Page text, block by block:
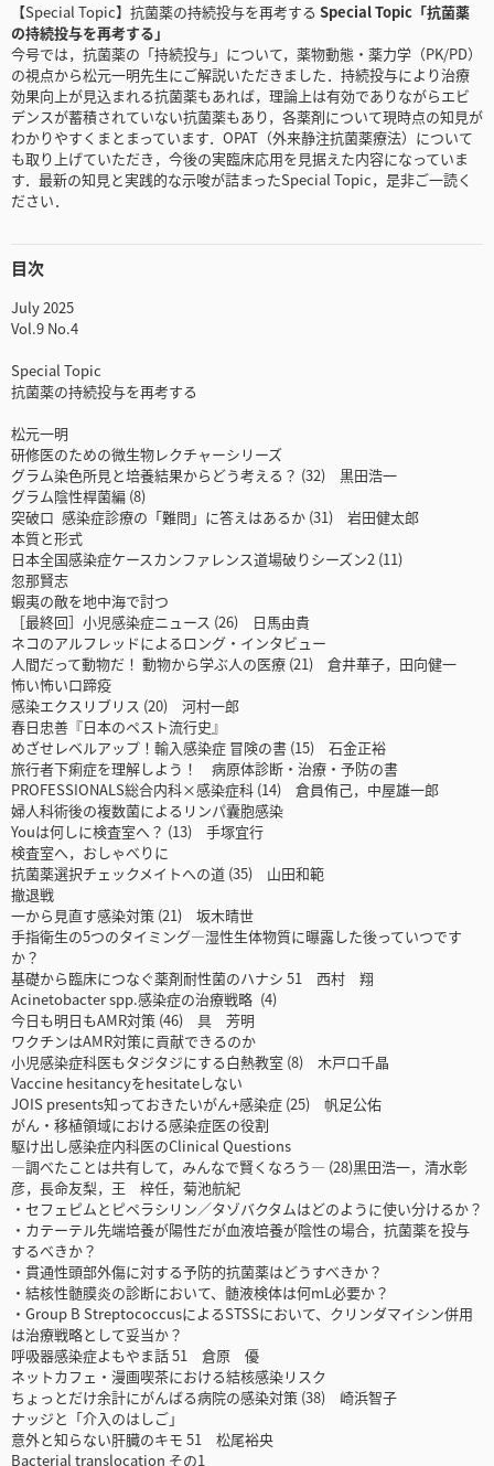
【Special Topic】抗菌薬の持続投与を再考する Special Topic「抗菌薬
の持続投与を再考する」
今号では，抗菌薬の「持続投与」について，薬物動態・薬力学（PK/PD）
の視点から松元一明先生にご解説いただきました．持続投与により治療
効果向上が見込まれる抗菌薬もあれば，理論上は有効でありながらエビ
デンスが蓄積されていない抗菌薬もあり，各薬剤について現時点の知見が
わかりやすくまとまっています．OPAT（外来静注抗菌薬療法）について
も取り上げていただき，今後の実臨床応用を見据えた内容になっていま
す．最新の知見と実践的な示唆が詰まったSpecial Topic，是非ご一読く
ださい．
目次
July 2025
Vol.9 No.4
Special Topic
抗菌薬の持続投与を再考する
松元一明
研修医のための微生物レクチャーシリーズ
グラム染色所見と培養結果からどう考える？ (32) 黒田浩一
グラム陰性桿菌編 (8)
突破口 感染症診療の「難問」に答えはあるか (31) 岩田健太郎
本質と形式
日本全国感染症ケースカンファレンス道場破りシーズン2 (11)
忽那賢志
蝦夷の敵を地中海で討つ
［最終回］小児感染症ニュース (26) 日馬由貴
ネコのアルフレッドによるロング・インタビュー
人間だって動物だ！ 動物から学ぶ人の医療 (21) 倉井華子，田向健一
怖い怖い口蹄疫
感染エクスリブリス (20) 河村一郎
春日忠善『日本のペスト流行史』
めざせレベルアップ！輸入感染症 冒険の書 (15) 石金正裕
旅行者下痢症を理解しよう！ 病原体診断・治療・予防の書
PROFESSIONALS総合内科×感染症科 (14) 倉員侑己，中屋雄一郎
婦人科術後の複数菌によるリンパ囊胞感染
Youは何しに検査室へ？ (13) 手塚宜行
検査室へ，おしゃべりに
抗菌薬選択チェックメイトへの道 (35) 山田和範
撤退戦
一から見直す感染対策 (21) 坂木晴世
手指衛生の5つのタイミング―湿性生体物質に曝露した後っていつです
か？
基礎から臨床につなぐ薬剤耐性菌のハナシ 51 西村 翔
Acinetobacter spp.感染症の治療戦略 (4)
今日も明日もAMR対策 (46) 具 芳明
ワクチンはAMR対策に貢献できるのか
小児感染症科医もタジタジにする白熱教室 (8) 木戸口千晶
Vaccine hesitancyをhesitateしない
JOIS presents知っておきたいがん+感染症 (25) 帆足公佑
がん・移植領域における感染症医の役割
駆け出し感染症内科医のClinical Questions
―調べたことは共有して，みんなで賢くなろう― (28)黒田浩一，清水彰
彦，長命友梨，王 梓任，菊池航紀
・セフェピムとピペラシリン／タゾバクタムはどのように使い分けるか？
・カテーテル先端培養が陽性だが血液培養が陰性の場合，抗菌薬を投与
するべきか？
・貫通性頭部外傷に対する予防的抗菌薬はどうすべきか？
・結核性髄膜炎の診断において、髄液検体は何mL必要か？
・Group B StreptococcusによるSTSSにおいて、クリンダマイシン併用
は治療戦略として妥当か？
呼吸器感染症よもやま話 51 倉原 優
ネットカフェ・漫画喫茶における結核感染リスク
ちょっとだけ余計にがんばる病院の感染対策 (38) 崎浜智子
ナッジと「介入のはしご」
意外と知らない肝臓のキモ 51 松尾裕央
Bacterial translocation その1